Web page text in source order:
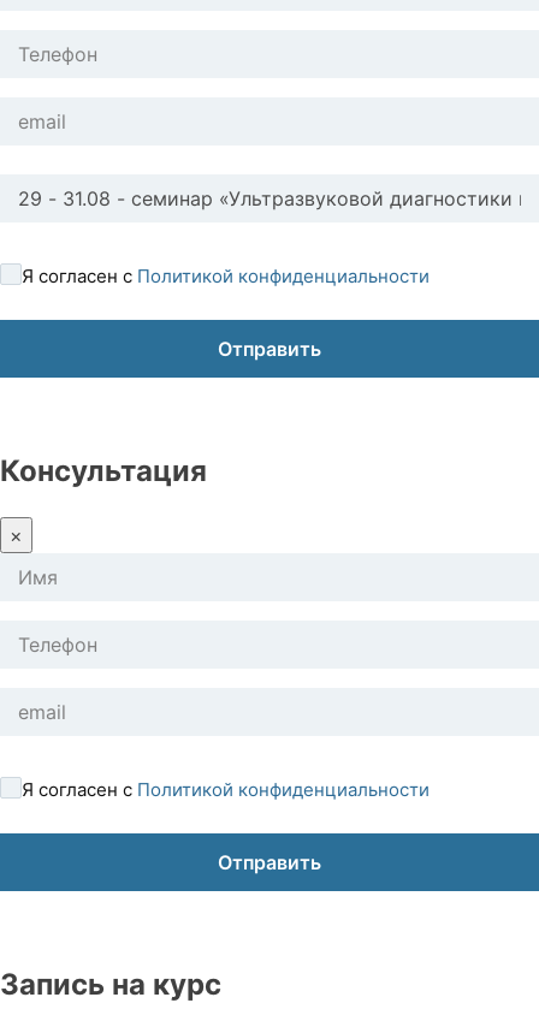
Я согласен с Политикой конфиденциальности
Консультация
×
Я согласен с Политикой конфиденциальности
Запись на курс